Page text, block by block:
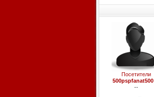
Посетители
500pspfanat500
--